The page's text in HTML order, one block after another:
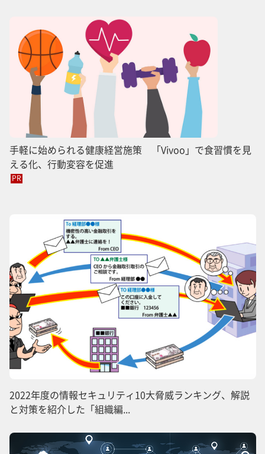
手軽に始められる健康経営施策 「Vivoo」で食習慣を見
える化、行動変容を促進
PR
2022年度の情報セキュリティ10大脅威ランキング、解説
と対策を紹介した「組織編...